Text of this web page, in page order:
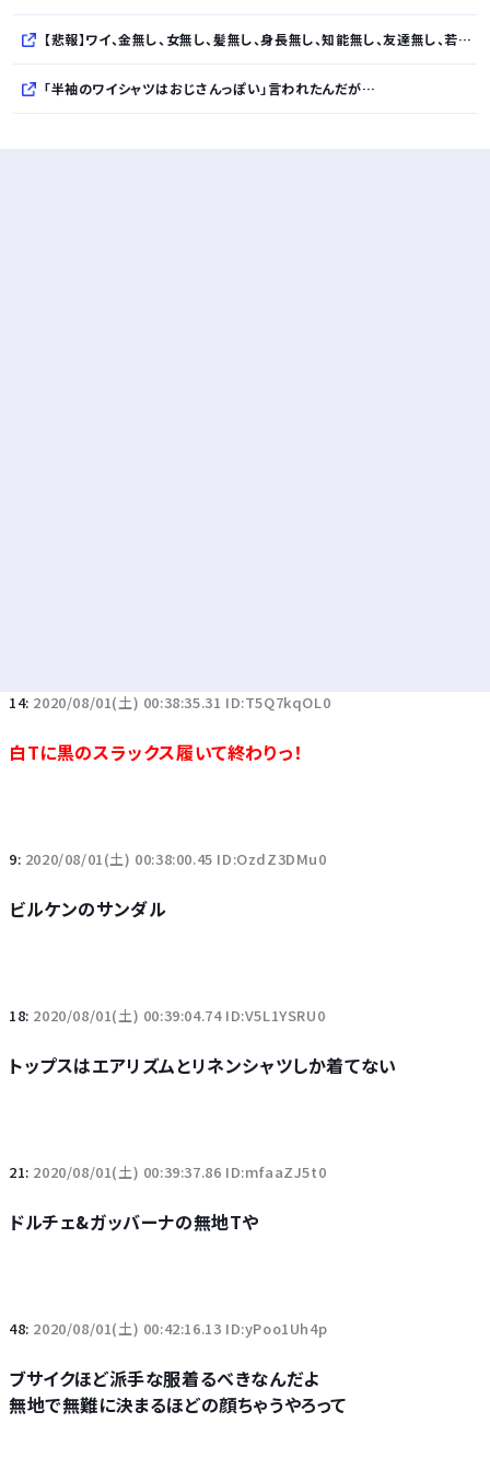
【悲報】ワイ、金無し、女無し、髪無し、身長無し、知能無し、友達無し、若さ無し、職歴無し、やる気無し・・・・・・・・・
「半袖のワイシャツはおじさんっぽい」言われたんだが…
14: 2020/08/01(土) 00:38:35.31 ID:T5Q7kqOL0
白Tに黒のスラックス履いて終わりっ！
9: 2020/08/01(土) 00:38:00.45 ID:OzdZ3DMu0
ビルケンのサンダル
18: 2020/08/01(土) 00:39:04.74 ID:V5L1YSRU0
トップスはエアリズムとリネンシャツしか着てない
21: 2020/08/01(土) 00:39:37.86 ID:mfaaZJ5t0
ドルチェ&ガッバーナの無地Tや
48: 2020/08/01(土) 00:42:16.13 ID:yPoo1Uh4p
ブサイクほど派手な服着るべきなんだよ
無地で無難に決まるほどの顔ちゃうやろって